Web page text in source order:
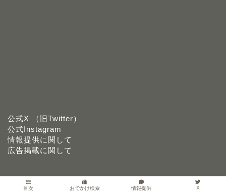
公式X （旧Twitter）
公式Instagram
情報提供に関して
広告掲載に関して
目次 おでかけ検索 情報提供 X